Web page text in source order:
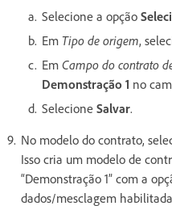
Selecione a opção
Em Tipo de origem,
Em Campo do contrato
Demonstração 1 no
Selecione Salvar.
No modelo do contrato,
Isso cria um modelo de
“Demonstração 1” com a
dados/mesclagem